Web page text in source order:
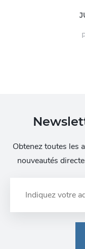
Obtenez toutes les
nouveautés